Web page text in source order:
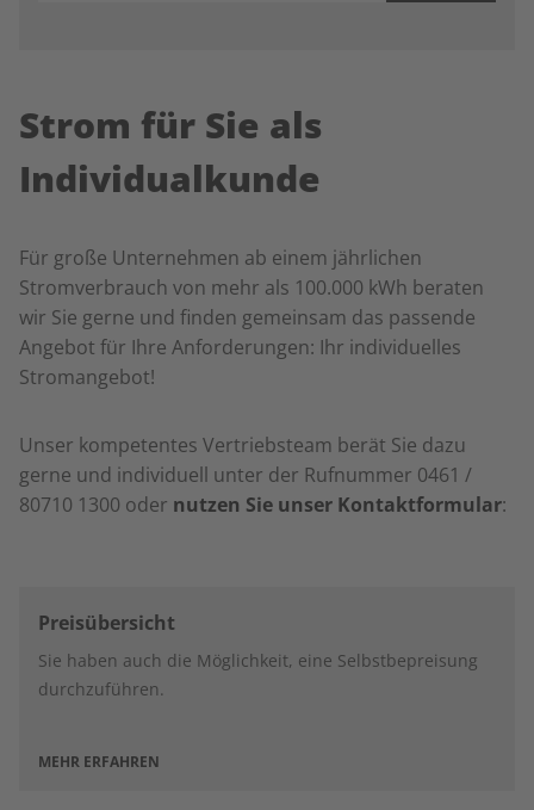
Strom für Sie als
Individualkunde
Für große Unternehmen ab einem jährlichen
Stromverbrauch von mehr als 100.000 kWh beraten
wir Sie gerne und finden gemeinsam das passende
Angebot für Ihre Anforderungen: Ihr individuelles
Stromangebot!
Unser kompetentes Vertriebsteam berät Sie dazu
gerne und individuell unter der Rufnummer 0461 /
80710 1300 oder nutzen Sie unser Kontaktformular:
Preisübersicht
Sie haben auch die Möglichkeit, eine Selbstbepreisung
durchzuführen.
MEHR ERFAHREN